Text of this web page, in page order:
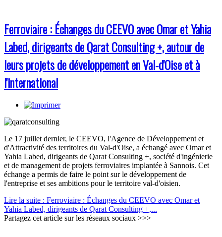
Ferroviaire : Échanges du CEEVO avec Omar et Yahia
Labed, dirigeants de Qarat Consulting +, autour de
leurs projets de développement en Val-d'Oise et à
l'international
Le 17 juillet dernier, le CEEVO, l'Agence de Développement et
d'Attractivité des territoires du Val-d'Oise, a échangé avec Omar et
Yahia Labed, dirigeants de Qarat Consulting +, société d'ingénierie
et de management de projets ferroviaires implantée à Sannois. Cet
échange a permis de faire le point sur le développement de
l'entreprise et ses ambitions pour le territoire val-d'oisien.
Lire la suite : Ferroviaire : Échanges du CEEVO avec Omar et
Yahia Labed, dirigeants de Qarat Consulting +,...
Partagez cet article sur les réseaux sociaux >>>